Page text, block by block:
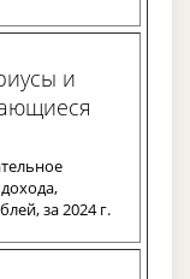
и
за 2024 г.